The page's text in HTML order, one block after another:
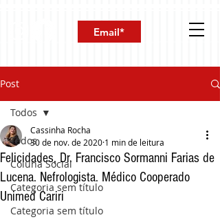
Post
Todos
Coluna Social
Categoria sem título
Categoria sem título
Todos
Felicidades, Dr. Francisco Sormanni Farias de
Lucena. Nefrologista. Médico Cooperado
Unimed Cariri
Cassinha Rocha
30 de nov. de 2020 1 min de leitura